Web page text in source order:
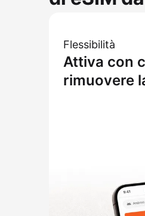
Flessibilità
Attiva con
rimuovere